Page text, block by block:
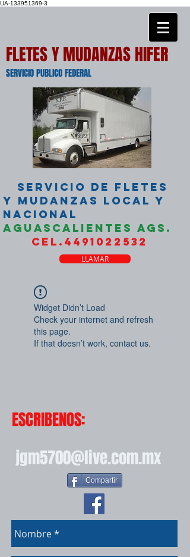
UA-133951369-3
FLETES Y MUDANZAS HIFER
SERVICIO PUBLICO FEDERAL
SERVICIO DE FLETES
Y MUDANZAS LOCAL Y
NACIONAL
AGUASCALIENTES AGS.
CEL.4491022532
LLAMAR
Widget Didn’t Load
Check your internet and refresh
this page.
If that doesn’t work, contact us.
ESCRIBENOS:
jgm5700@live.com.mx
Compartir